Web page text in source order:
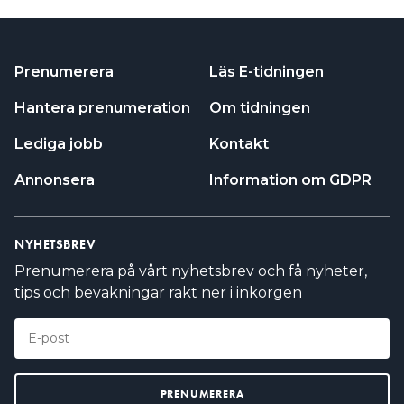
Prenumerera
Hantera prenumeration
Lediga jobb
Annonsera
Läs E-tidningen
Om tidningen
Kontakt
Information om GDPR
NYHETSBREV
Prenumerera på vårt nyhetsbrev och få nyheter,
tips och bevakningar rakt ner i inkorgen